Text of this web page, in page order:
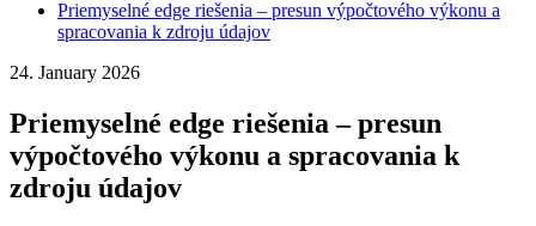
Priemyselné edge riešenia – presun výpočtového výkonu a
spracovania k zdroju údajov
24. January 2026
Priemyselné edge riešenia – presun
výpočtového výkonu a spracovania k
zdroju údajov